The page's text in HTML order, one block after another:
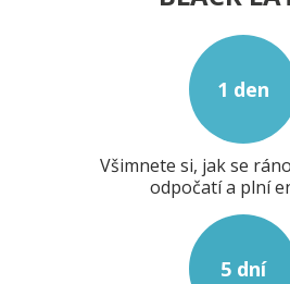
1 den
Všimnete si, jak se
odpočatí a plní
5 dní